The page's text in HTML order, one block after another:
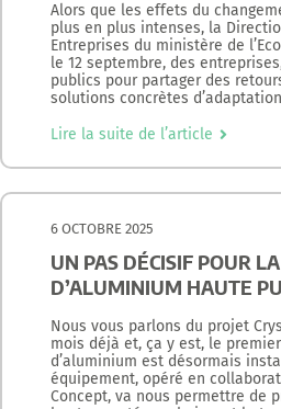
Alors que les effets du
plus en plus intenses, la
Entreprises du ministère de
le 12 septembre, des
publics pour partager des
solutions concrètes
Lire la suite de l’article
6 OCTOBRE 2025
UN PAS DÉCISIF POUR
D’ALUMINIUM HAUTE
Nous vous parlons du projet
mois déjà et, ça y est, le
d’aluminium est désormais
équipement, opéré en
Concept, va nous permettre de